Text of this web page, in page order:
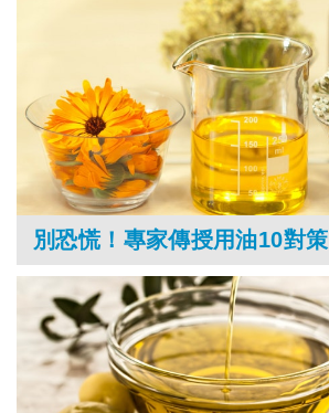
別恐慌！專家傳授用油10對策